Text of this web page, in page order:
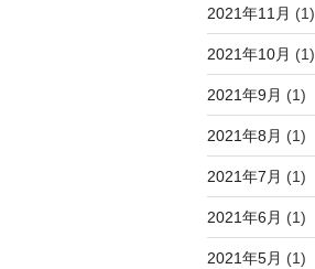
2021年11月 (1)
2021年10月 (1)
2021年9月 (1)
2021年8月 (1)
2021年7月 (1)
2021年6月 (1)
2021年5月 (1)